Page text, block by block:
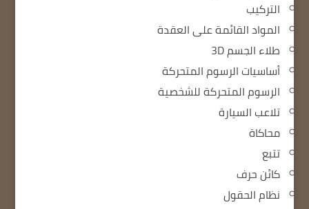
التركيب
المواد القائمة على العقدة
طلاء الجسم 3D
أساسيات الرسوم المتحركة
الرسوم المتحركة للشخصية
تلاعب السيارة
محاكاة
تتبع
كائن حرف
نظام الحقول